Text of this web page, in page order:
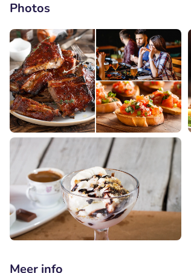
Photos
Meer info